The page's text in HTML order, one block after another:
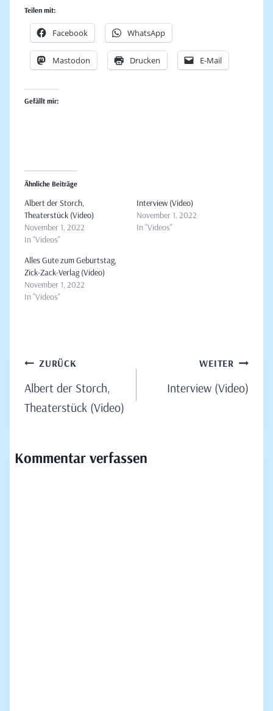
Teilen mit:
Facebook WhatsApp
Mastodon Drucken E-Mail
Gefällt mir:
Ähnliche Beiträge
Albert der Storch,
Theaterstück (Video)
November 1, 2022
In "Videos"
Interview (Video)
November 1, 2022
In "Videos"
Alles Gute zum Geburtstag,
Zick-Zack-Verlag (Video)
November 1, 2022
In "Videos"
Beitragsnavigation
ZURÜCK
Albert der Storch,
Theaterstück (Video)
WEITER
Interview (Video)
Kommentar verfassen